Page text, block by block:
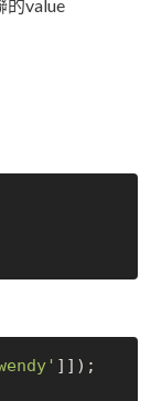
的value